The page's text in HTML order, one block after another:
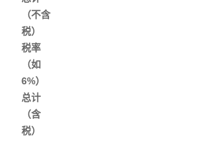
（不含
税）
税率
（如
6%）
总计
（含
税）